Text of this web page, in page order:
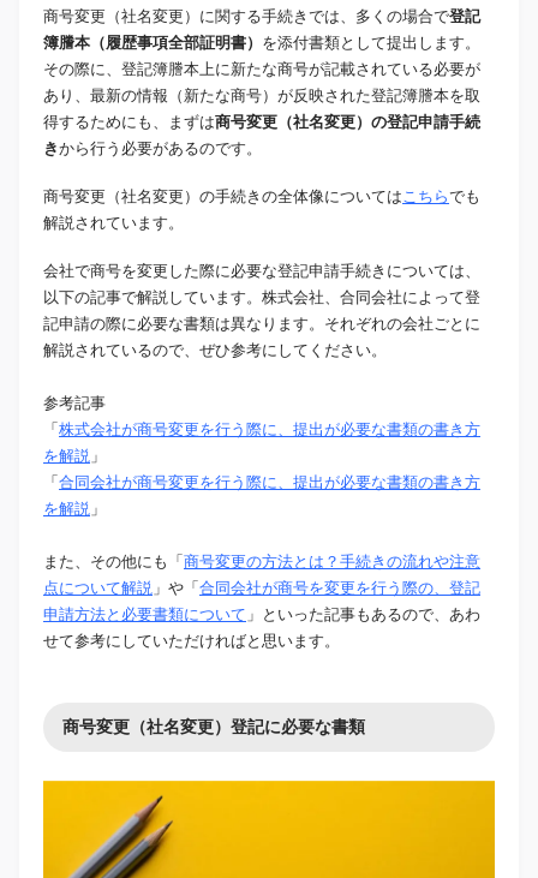
商号変更（社名変更）に関する手続きでは、多くの場合で登記
簿謄本（履歴事項全部証明書） を添付書類として提出します。
その際に、登記簿謄本上に新たな商号が記載されている必要が
あり、最新の情報（新たな商号）が反映された登記簿謄本を取
得するためにも、まずは商号変更（社名変更）の登記申請手続
きから行う必要があるのです。
商号変更（社名変更）の手続きの全体像については こちらでも
解説されています。
会社で商号を変更した際に必要な登記申請手続きについては、
以下の記事で解説しています。株式会社、合同会社によって登
記申請の際に必要な書類は異なります。それぞれの会社ごとに
解説されているので、ぜひ参考にしてください。
参考記事
「 株式会社が商号変更を行う際に、提出が必要な書類の書き方
を解説 」
「 合同会社が商号変更を行う際に、提出が必要な書類の書き方
を解説 」
また、その他にも「 商号変更の方法とは？手続きの流れや注意
点について解説 」や「 合同会社が商号を変更を行う際の、登記
申請方法と必要書類について 」といった記事もあるので、あわ
せて参考にしていただければと思います。
商号変更（社名変更）登記に必要な書類